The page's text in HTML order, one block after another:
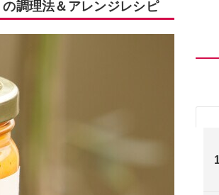
調理法＆アレンジレシピ